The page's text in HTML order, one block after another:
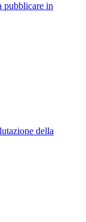
pubblicare in
della